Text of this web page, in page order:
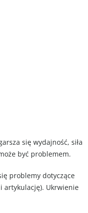
się wydajność, siła
być problemem.
problemy dotyczące
artykulację). Ukrwienie